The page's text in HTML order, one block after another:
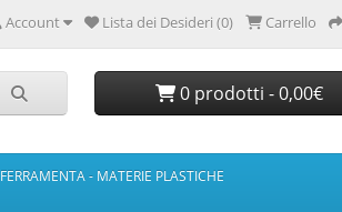
Account Lista dei Desideri (0) Carrello
0 prodotti - 0,00€
FERRAMENTA - MATERIE PLASTICHE